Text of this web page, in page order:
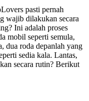
pasti pernah
wajib dilakukan secara
Ini adalah proses
mobil seperti semula,
dua roda depanlah yang
sedia kala. Lantas,
secara rutin? Berikut